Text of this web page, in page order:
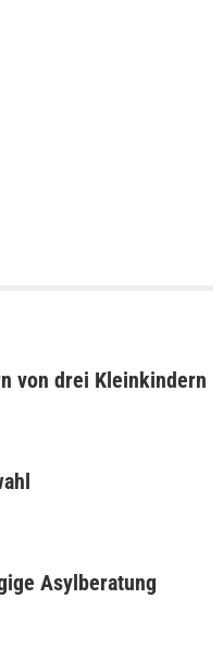
von drei Kleinkindern
Asylberatung